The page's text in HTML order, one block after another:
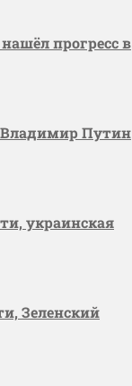
прогресс в
Владимир Путин
украинская
Зеленский